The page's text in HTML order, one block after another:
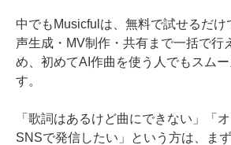
中でもMusicfulは、無料で試せるだけ
声生成・MV制作・共有まで一括で行
め、初めてAI作曲を使う人でもスム
す。
「歌詞はあるけど曲にできない」「
SNSで発信したい」という方は、ま